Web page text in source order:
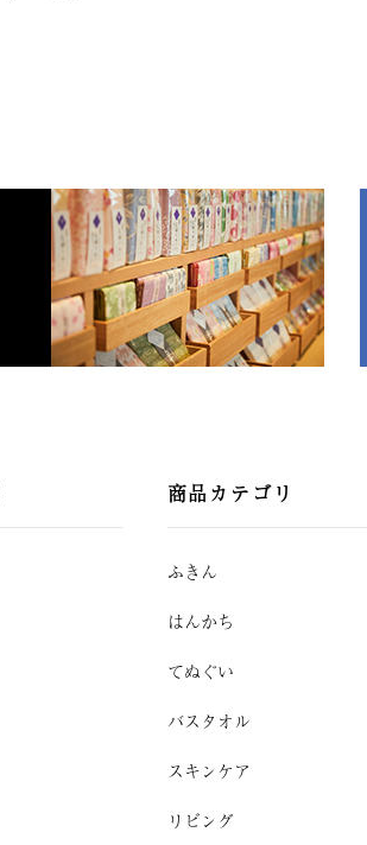
商品カテゴリ
ふきん
はんかち
てぬぐい
バスタオル
スキンケア
リビング